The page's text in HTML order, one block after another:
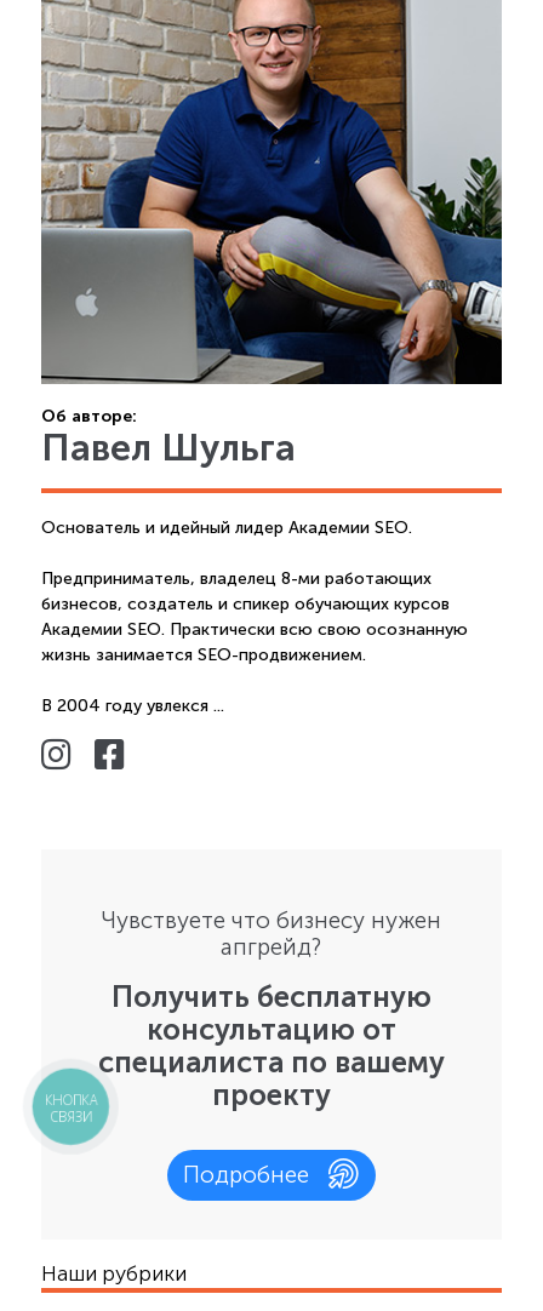
Об авторе:
Павел Шульга
Основатель и идейный лидер Академии SEO.
Предприниматель, владелец 8-ми работающих
бизнесов, создатель и спикер обучающих курсов
Академии SEO. Практически всю свою осознанную
жизнь занимается SEO-продвижением.
В 2004 году увлекся ...
Чувствуете что бизнесу нужен
апгрейд?
Получить бесплатную
консультацию от
специалиста по вашему
проекту
Подробнее
Наши рубрики
КНОПКА
СВЯЗИ